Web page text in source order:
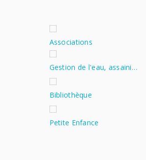
Associations
Gestion de l'eau, assaini…
Bibliothèque
Petite Enfance